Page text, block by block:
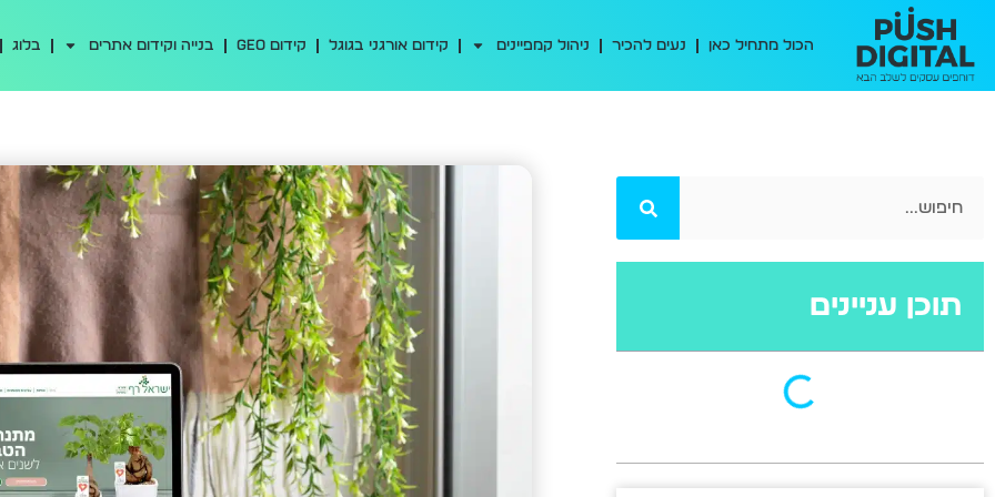
הכול מתחיל כאן נעים להכיר ניהול קמפיינים קידום אורגני בגוגל קידום GEO בנייה וקידום אתרים בלוג
תוכן עניינים